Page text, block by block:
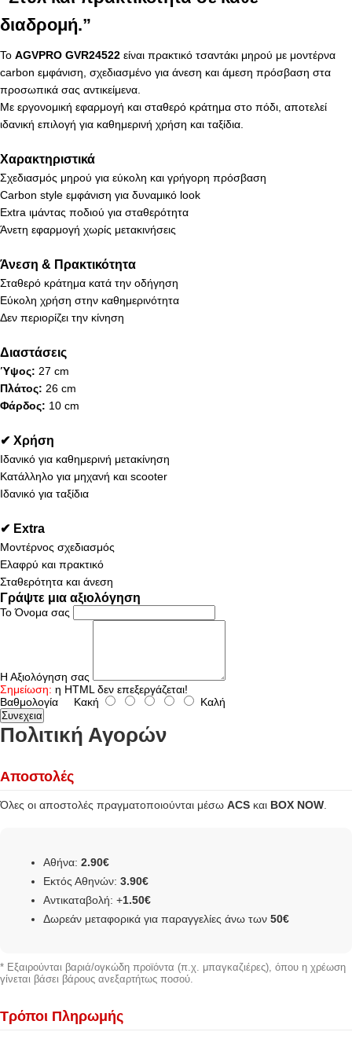
διαδρομή.”
Το AGVPRO GVR24522 είναι πρακτικό τσαντάκι μηρού με μοντέρνα
carbon εμφάνιση, σχεδιασμένο για άνεση και άμεση πρόσβαση στα
προσωπικά σας αντικείμενα.
Με εργονομική εφαρμογή και σταθερό κράτημα στο πόδι, αποτελεί
ιδανική επιλογή για καθημερινή χρήση και ταξίδια.
Χαρακτηριστικά
Σχεδιασμός μηρού για εύκολη και γρήγορη πρόσβαση
Carbon style εμφάνιση για δυναμικό look
Extra ιμάντας ποδιού για σταθερότητα
Άνετη εφαρμογή χωρίς μετακινήσεις
Άνεση & Πρακτικότητα
Σταθερό κράτημα κατά την οδήγηση
Εύκολη χρήση στην καθημερινότητα
Δεν περιορίζει την κίνηση
Διαστάσεις
Ύψος: 27 cm
Πλάτος: 26 cm
Φάρδος: 10 cm
✔ Χρήση
Ιδανικό για καθημερινή μετακίνηση
Κατάλληλο για μηχανή και scooter
Ιδανικό για ταξίδια
✔ Extra
Μοντέρνος σχεδιασμός
Ελαφρύ και πρακτικό
Σταθερότητα και άνεση
Γράψτε μια αξιολόγηση
Το Όνομα σας
Η Αξιολόγηση σας
Σημείωση: η HTML δεν επεξεργάζεται!
Βαθμολογία Κακή Καλή
Συνεχεια
Πολιτική Αγορών
Αποστολές
Όλες οι αποστολές πραγματοποιούνται μέσω ACS και BOX NOW
Αθήνα: 2.90€
Εκτός Αθηνών: 3.90€
Αντικαταβολή: +1.50€
Δωρεάν μεταφορικά για παραγγελίες άνω των 50€
* Εξαιρούνται βαριά/ογκώδη προϊόντα (π.χ. μπαγκαζιέρες), όπου η χρέωση
γίνεται βάσει βάρους ανεξαρτήτως ποσού.
Τρόποι Πληρωμής